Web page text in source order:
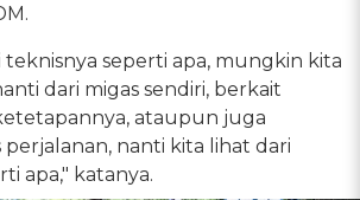
teknisnya seperti apa, mungkin kita
dari migas sendiri, berkait
ataupun juga
perjalanan, nanti kita lihat dari
apa," katanya.